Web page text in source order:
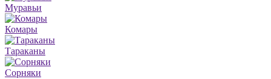
Муравьи
Комары
Тараканы
Сорняки